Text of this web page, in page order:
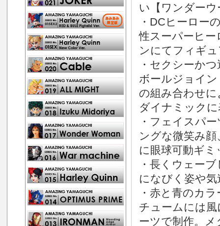
い【ワンダー
・DCヒーロー
性スーパーヒ
ンにてフィギ
・セクシーか
ボールジョイ
の組み合わせ
ダイナミックに
・フェイスパ
ングな微笑み
に眼球可動ギ
・長くウェー
になびく姿や
・赤と青のカ
チュームには
ーツで制作。